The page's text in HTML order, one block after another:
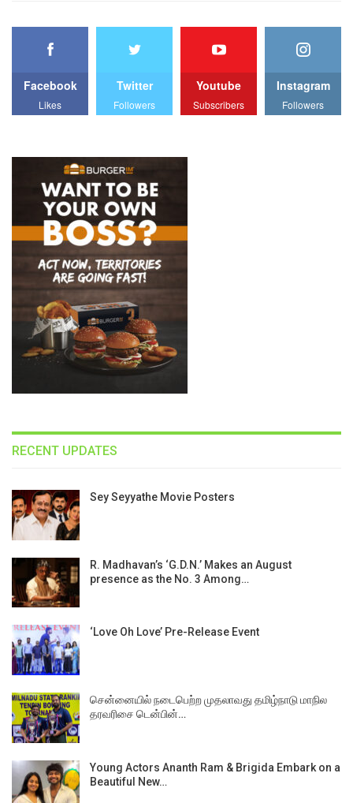
Facebook
Likes
Twitter
Followers
Youtube
Subscribers
Instagram
Followers
RECENT UPDATES
Sey Seyyathe Movie Posters
R. Madhavan’s ‘G.D.N.’ Makes an August
presence as the No. 3 Among…
‘Love Oh Love’ Pre-Release Event
சென்னையில் நடைபெற்ற முதலாவது தமிழ்நாடு மாநில
தரவரிசை டென்பின்…
Young Actors Ananth Ram & Brigida Embark on a
Beautiful New…